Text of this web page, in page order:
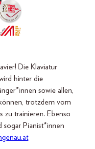
Die Klaviatur
hinter die
sowie allen,
trotzdem vom
zu trainieren. Ebenso
sogar Pianist*innen